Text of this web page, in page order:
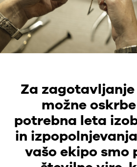
Za
možne
potrebna leta
in
vašo ekipo